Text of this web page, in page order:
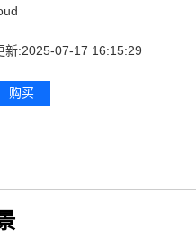
新:2025-07-17 16:15:29
购买